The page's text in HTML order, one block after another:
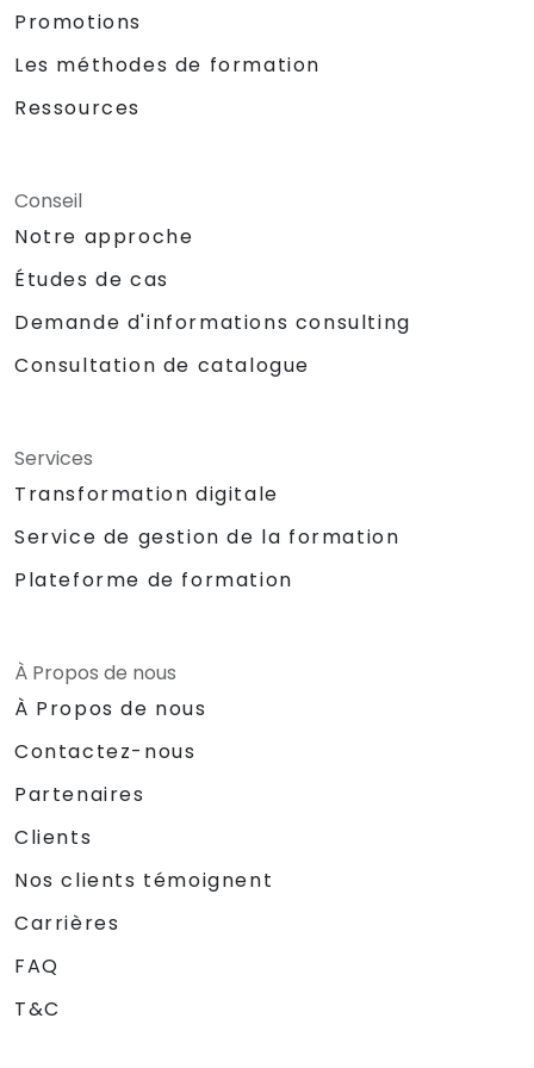
Promotions
Les méthodes de formation
Ressources
Conseil
Notre approche
Études de cas
Demande d'informations consulting
Consultation de catalogue
Services
Transformation digitale
Service de gestion de la formation
Plateforme de formation
À Propos de nous
À Propos de nous
Contactez-nous
Partenaires
Clients
Nos clients témoignent
Carrières
FAQ
T&C